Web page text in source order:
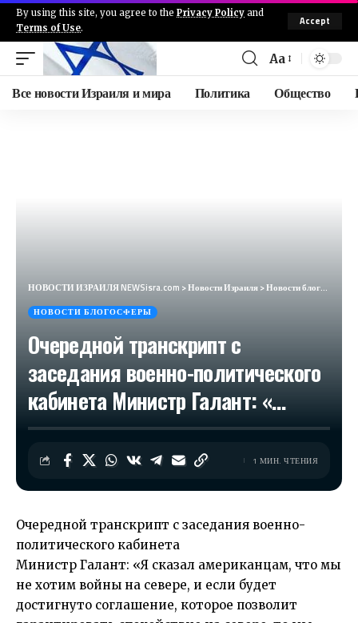
By using this site, you agree to the Privacy Policy and
Terms of Use.
Accept
Aa
Все новости Израиля и мира Политика Общество
НОВОСТИ ИЗРАИЛЯ NEWSisra.com >Новости Израиля>Новости блогосферы
НОВОСТИ БЛОГОСФЕРЫ
Очередной транскрипт с
заседания военно-политического
кабинета Министр Галант: «…
1 МИН. ЧТЕНИЯ
Очередной транскрипт с заседания военно-
политического кабинета
Министр Галант: «Я сказал американцам, что мы
не хотим войны на севере, и если будет
достигнуто соглашение, которое позволит